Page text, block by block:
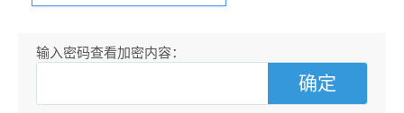
输入密码查看加密内容：